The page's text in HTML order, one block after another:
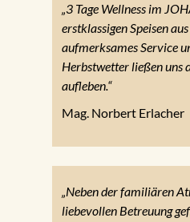
„3 Tage Wellness im
erstklassigen Speisen
aufmerksames Service
Herbstwetter ließen uns
aufleben.“
Mag. Norbert Erlacher
„Neben der familiären
liebevollen Betreuung